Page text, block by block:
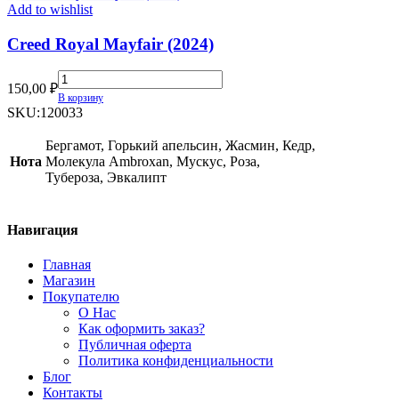
Add to wishlist
Creed Royal Mayfair (2024)
150,00 ₽
Creed
Royal
Mayfair
quantity
В корзину
SKU:120033
Нота
Бергамот, Горький апельсин, Жасмин, Кедр,
Молекула Ambroxan, Мускус, Роза,
Тубероза, Эвкалипт
Навигация
Главная
Магазин
Покупателю
О Нас
Как оформить заказ?
Публичная оферта
Политика конфиденциальности
Блог
Контакты